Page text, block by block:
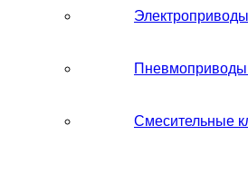
Пневмоприводы
Смесительные